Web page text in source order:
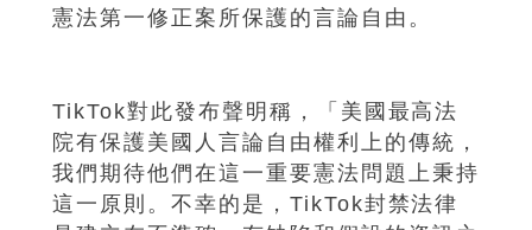
憲法第一修正案所保護的言論自由。
TikTok對此發布聲明稱，「美國最高法
院有保護美國人言論自由權利上的傳統，
我們期待他們在這一重要憲法問題上秉持
這一原則。不幸的是，TikTok封禁法律